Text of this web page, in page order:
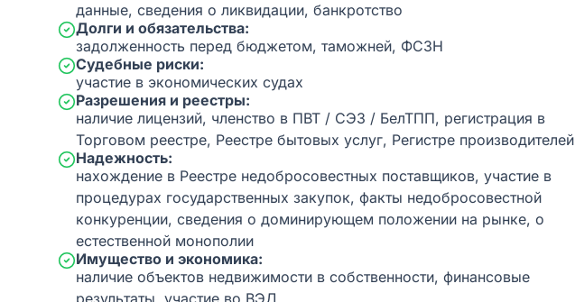
данные, сведения о ликвидации, банкротство
Долги и обязательства:
задолженность перед бюджетом, таможней, ФСЗН
Судебные риски:
участие в экономических судах
Разрешения и реестры:
наличие лицензий, членство в ПВТ / СЭЗ / БелТПП, регистрация в
Торговом реестре, Реестре бытовых услуг, Регистре производителей
Надежность:
нахождение в Реестре недобросовестных поставщиков, участие в
процедурах государственных закупок, факты недобросовестной
конкуренции, сведения о доминирующем положении на рынке, о
естественной монополии
Имущество и экономика:
наличие объектов недвижимости в собственности, финансовые
результаты, участие во ВЭД